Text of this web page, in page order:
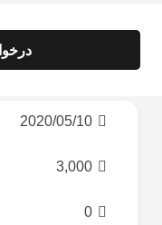
2020/05/10
3,000
0